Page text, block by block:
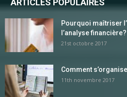
ARTICLES POPULAIRES
Pourquoi maîtriser
l’analyse financière?
21st octobre 2017
Comment
11th novembre 2017